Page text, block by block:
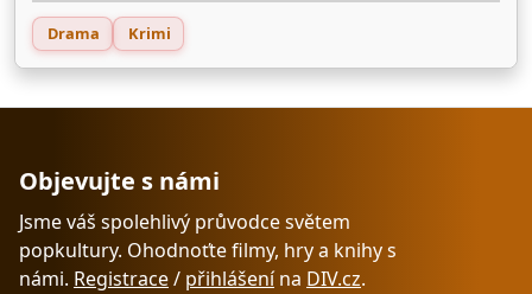
Drama Krimi
Objevujte s námi
Jsme váš spolehlivý průvodce světem
popkultury. Ohodnoťte filmy, hry a knihy s
námi. Registrace/ přihlášenína DIV.cz.